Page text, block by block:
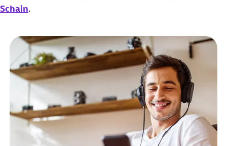
Daten an Drittplattform übermittelt werden. Mehr dazu
Schain.